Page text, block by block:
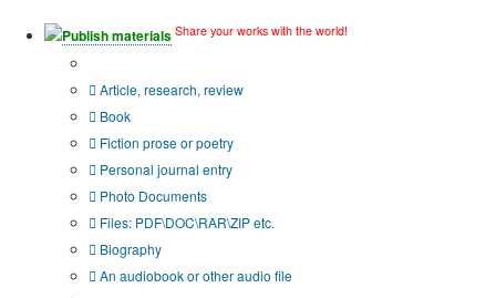
Publish materials Share your works with the world!
Article, research, review
Book
Fiction prose or poetry
Personal journal entry
Photo Documents
Files: PDF\DOC\RAR\ZIP etc.
Biography
An audiobook or other audio file